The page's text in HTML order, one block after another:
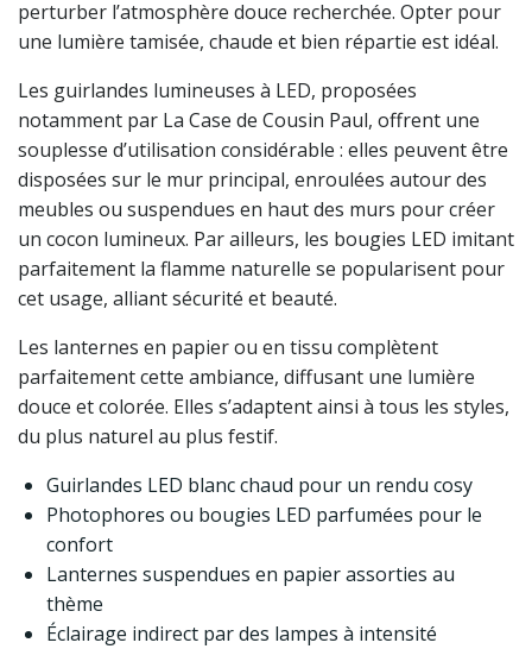
perturber l’atmosphère douce recherchée. Opter pour
une lumière tamisée, chaude et bien répartie est idéal.
Les guirlandes lumineuses à LED, proposées
notamment par La Case de Cousin Paul, offrent une
souplesse d’utilisation considérable : elles peuvent être
disposées sur le mur principal, enroulées autour des
meubles ou suspendues en haut des murs pour créer
un cocon lumineux. Par ailleurs, les bougies LED imitant
parfaitement la flamme naturelle se popularisent pour
cet usage, alliant sécurité et beauté.
Les lanternes en papier ou en tissu complètent
parfaitement cette ambiance, diffusant une lumière
douce et colorée. Elles s’adaptent ainsi à tous les styles,
du plus naturel au plus festif.
Guirlandes LED blanc chaud pour un rendu cosy
Photophores ou bougies LED parfumées pour le
confort
Lanternes suspendues en papier assorties au
thème
Éclairage indirect par des lampes à intensité